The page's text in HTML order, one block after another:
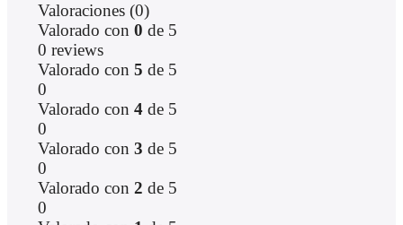
Valoraciones (0)
Valorado con 0 de 5
0 reviews
Valorado con 5 de 5
0
Valorado con 4de 5
0
Valorado con 3 de 5
0
Valorado con 2 de 5
0